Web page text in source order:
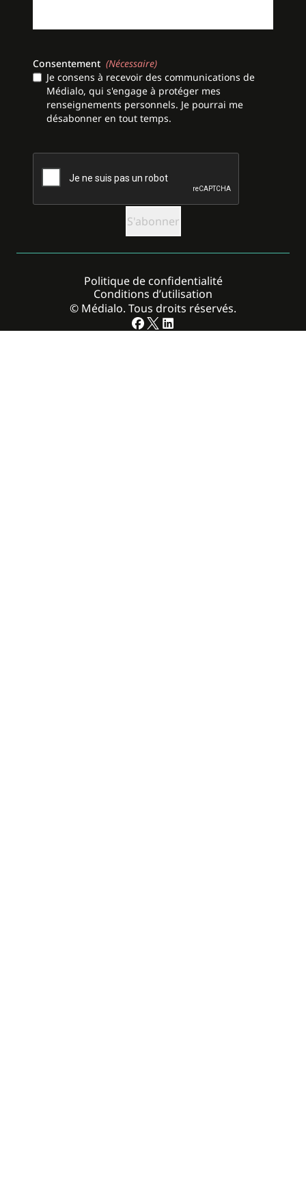
Consentement (Nécessaire)
Je consens à recevoir des communications de
Médialo, qui s'engage à protéger mes
renseignements personnels. Je pourrai me
désabonner en tout temps.
© Médialo. Tous droits réservés.
Politique de confidentialité
Conditions d’utilisation